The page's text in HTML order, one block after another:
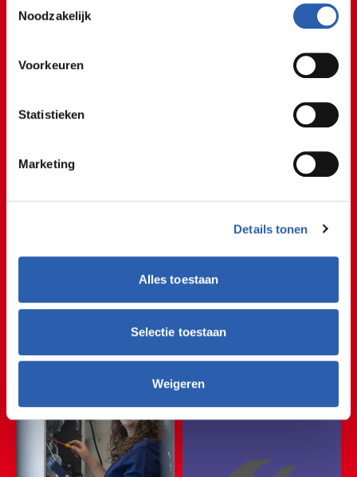
We werken samen met
die uw gegevens
Noodzakelijk
Voorkeuren
Statistieken
Marketing
Details tonen
Alles toestaan
Selectie toestaan
Weigeren
Tijdens mijn stage heb ik op
meegelopen.
Een kijkje bij stage
Service